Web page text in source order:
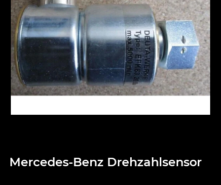
Mercedes-Benz Drehzahlsensor